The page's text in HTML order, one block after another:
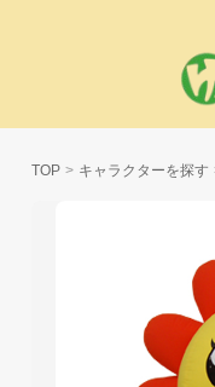
TOP キャラクターを探す